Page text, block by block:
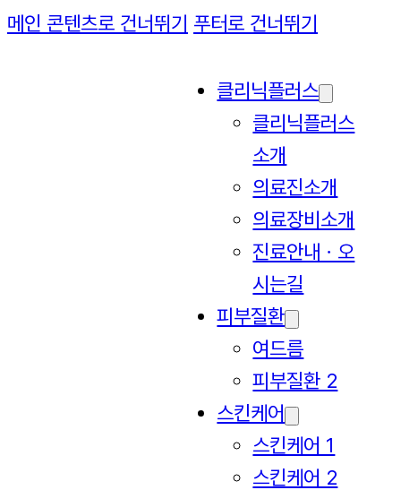
메인 콘텐츠로 건너뛰기 푸터로 건너뛰기
클리닉플러스
클리닉플러스
소개
의료진소개
의료장비소개
진료안내ㆍ오
시는길
피부질환
여드름
피부질환 2
스킨케어
스킨케어 1
스킨케어 2